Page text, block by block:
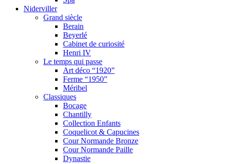
Niderviller
Grand siècle
Berain
Beyerlé
Cabinet de curiosité
Henri IV
Le temps qui passe
Art déco “1920”
Ferme “1950”
Méribel
Classiques
Bocage
Chantilly
Collection Enfants
Coquelicot & Capucines
Cour Normande Bronze
Cour Normande Paille
Dynastie